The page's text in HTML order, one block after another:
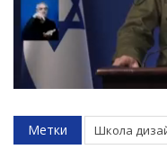
Метки Школа